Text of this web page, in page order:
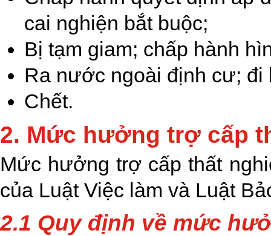
cai nghiện bắt buộc;
Bị tạm giam; chấp hành
Ra nước ngoài định cư;
Chết.
2. Mức hưởng trợ cấp
Mức hưởng trợ cấp thất
của Luật Việc làm và Luật
2.1 Quy định về mức